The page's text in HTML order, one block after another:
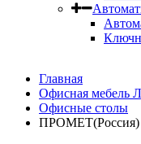
Главная
Офисная мебель
Офисные столы
ПРОМЕТ(Россия)